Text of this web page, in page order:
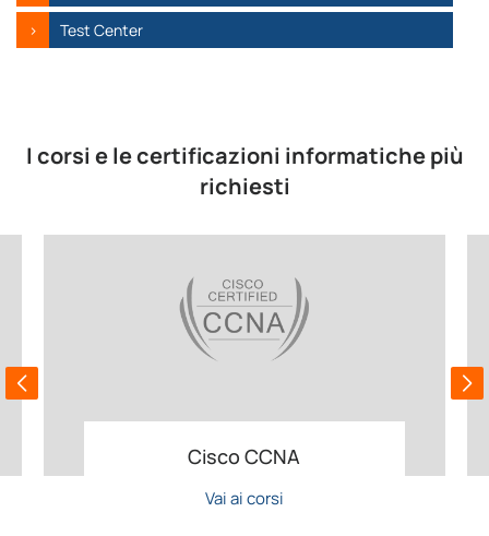
Test Center
I corsi e le certificazioni informatiche più
richiesti
Cisco CCNA
Vai ai corsi